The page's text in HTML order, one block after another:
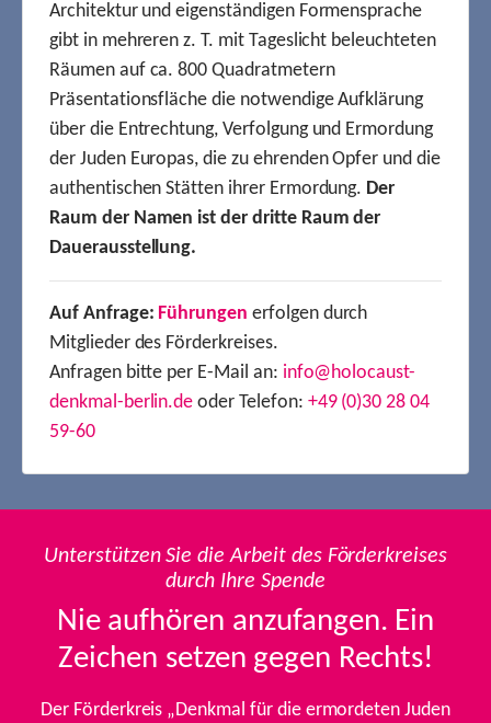
Architektur und eigenständigen Formensprache
gibt in mehreren z. T. mit Tageslicht beleuchteten
Räumen auf ca. 800 Quadratmetern
Präsentationsfläche die notwendige Aufklärung
über die Entrechtung, Verfolgung und Ermordung
der Juden Europas, die zu ehrenden Opfer und die
authentischen Stätten ihrer Ermordung. Der
Raum der Namen ist der dritte Raum der
Dauerausstellung.
Auf Anfrage: Führungen erfolgen durch
Mitglieder des Förderkreises.
Anfragen bitte per E-Mail an: info@holocaust-
denkmal-berlin.de oder Telefon: +49 (0)30 28 04
59-60
Unterstützen Sie die Arbeit des Förderkreises
durch Ihre Spende
Nie aufhören anzufangen. Ein
Zeichen setzen gegen Rechts!
Der Förderkreis „Denkmal für die ermordeten Juden